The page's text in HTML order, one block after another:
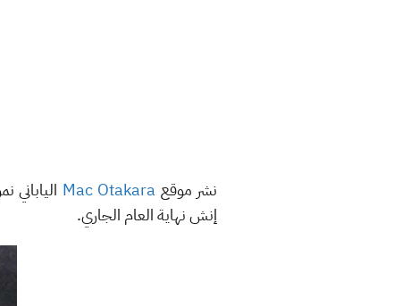
نشر موقع Mac Otakara
إنش نهاية العام الجاري.